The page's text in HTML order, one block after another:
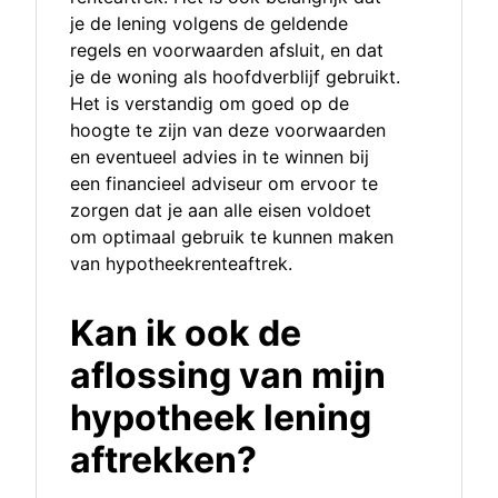
je de lening volgens de geldende
regels en voorwaarden afsluit, en dat
je de woning als hoofdverblijf gebruikt.
Het is verstandig om goed op de
hoogte te zijn van deze voorwaarden
en eventueel advies in te winnen bij
een financieel adviseur om ervoor te
zorgen dat je aan alle eisen voldoet
om optimaal gebruik te kunnen maken
van hypotheekrenteaftrek.
Kan ik ook de
aflossing van mijn
hypotheek lening
aftrekken?